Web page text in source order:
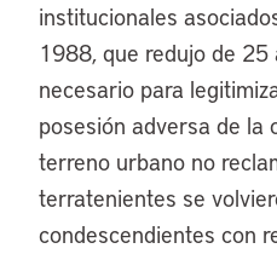
institucionales
1988, que redujo de
necesario para
posesión adversa de la
terreno urbano no
terratenientes se
condescendientes con